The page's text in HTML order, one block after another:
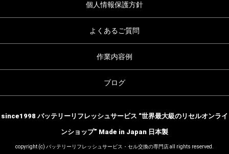
個人情報保護方針
よくあるご質問
作業内容例
ブログ
since1998 バッテリーリフレッシュサービス “世界最大級のリセルオンライ
ンショップ” Made in Japan 日本製
copyright (c) バッテリーリフレッシュサービス・セル交換の専門店 all rights reserved.